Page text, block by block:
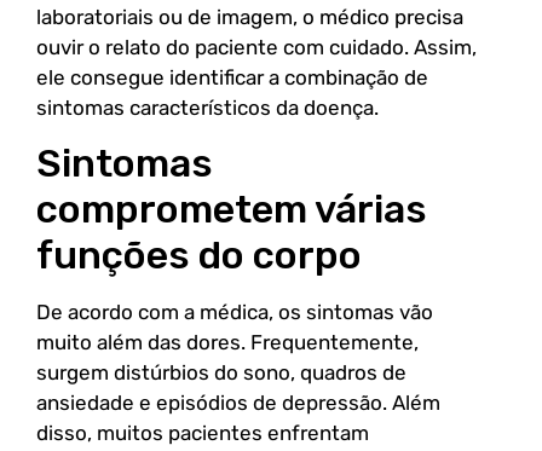
laboratoriais ou de imagem, o médico precisa
ouvir o relato do paciente com cuidado. Assim,
ele consegue identificar a combinação de
sintomas característicos da doença.
Sintomas
comprometem várias
funções do corpo
De acordo com a médica, os sintomas vão
muito além das dores. Frequentemente,
surgem distúrbios do sono, quadros de
ansiedade e episódios de depressão. Além
disso, muitos pacientes enfrentam